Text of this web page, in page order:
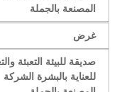
المصنعة بالجملة
صديقة للبيئة التعبئة والتغليف
للعناية بالبشرة الشركة